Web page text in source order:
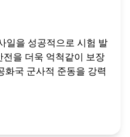
일을 성공적으로 시험 발
을 더욱 억척같이 보장
화국 군사적 준동을 강력